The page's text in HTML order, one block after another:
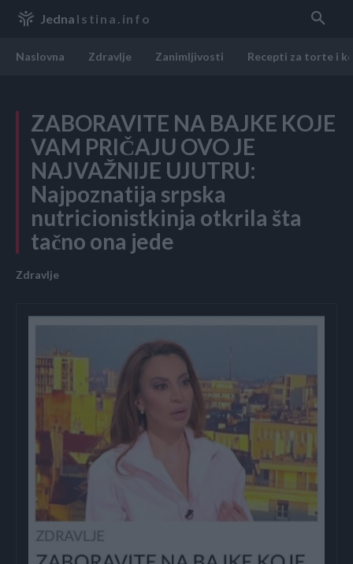
Jedna Istina.info
Naslovna Zdravlje Zanimljivosti Recepti za torte i
ZABORAVITE NA BAJKE KOJE
VAM PRIČAJU OVO JE
NAJVAŽNIJE UJUTRU:
Najpoznatija srpska
nutricionistkinja otkrila šta
tačno ona jede
Zdravlje